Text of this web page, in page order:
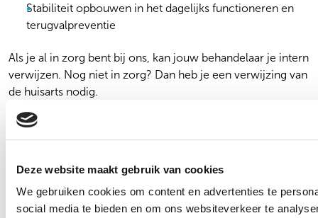
Deze website maakt gebruik van cookies
We gebruiken cookies om content en advertenties te
social media te bieden en om ons websiteverkeer te
Stabiliteit opbouwen in het dagelijks functioneren en
terugvalpreventie
Als je al in zorg bent bij ons, kan jouw behandelaar je intern
verwijzen. Nog niet in zorg? Dan heb je een verwijzing van
de huisarts nodig.
Dagbehandeling BASIS volg je bij Gebiedsteam Venray,
voor drie dagdelen per week. Meer weten? Bel het